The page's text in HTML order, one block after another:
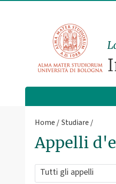
Home Studiare
Appelli
Tutti gli appelli